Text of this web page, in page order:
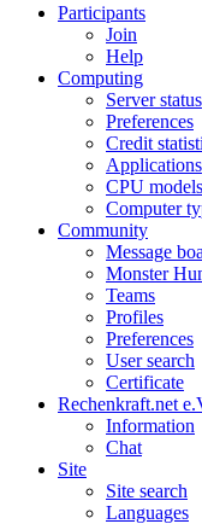
Participants
Join
Help
Computing
Server status
Preferences
Credit
Applications
CPU models
Computer
Community
Message
Monster
Teams
Profiles
Preferences
User search
Certificate
Rechenkraft.net
Information
Chat
Site
Site search
Languages